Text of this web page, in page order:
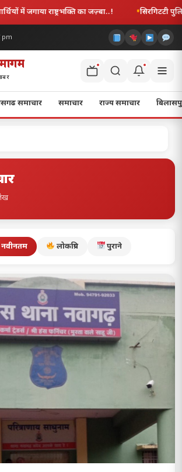
सिरगिटटी पुलिस की बड़ी कार्रवाई, नशाखोरी,
pm
समाचार समाचार राज्य समाचार
नवीनतम लोकप्रिय पुराने